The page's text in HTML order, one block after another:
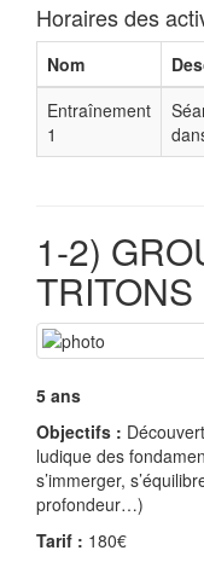
Horaires des
Nom
Entraînement
1
1-2)
5 ans
Objectifs :
ludique des
s’immerger,
profondeur…)
Tarif : 180€